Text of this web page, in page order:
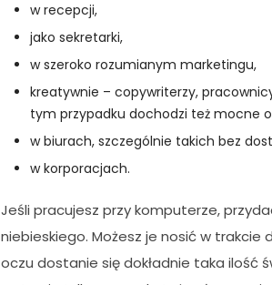
w recepcji,
jako sekretarki,
w szeroko rozumianym marketingu,
kreatywnie – copywriterzy,
tym przypadku dochodzi też mocne
w biurach, szczególnie takich bez
w korporacjach.
Jeśli pracujesz przy komputerze,
niebieskiego. Możesz je nosić w trakcie
oczu dostanie się dokładnie taka ilość